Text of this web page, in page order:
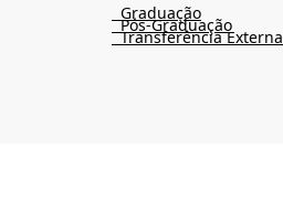
Graduação
Pós-Graduação
Transferência Externa